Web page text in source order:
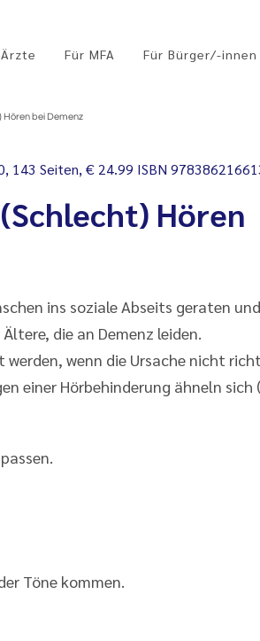
Für MFA Für Bürger/-innen
Hören bei Demenz
143 Seiten, € 24.99 ISBN
Hören
ins soziale Abseits geraten und
die an Demenz leiden.
wenn die Ursache nicht
einer Hörbehinderung ähneln sich
Töne kommen.